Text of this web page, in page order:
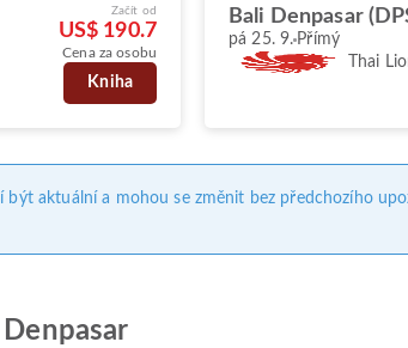
Začít od
US$ 190.7
Cena za osobu
Kniha
Bali Denpasar
pá 25. 9. Přímý
Thai
aktuální a mohou se změnit bez předchozího